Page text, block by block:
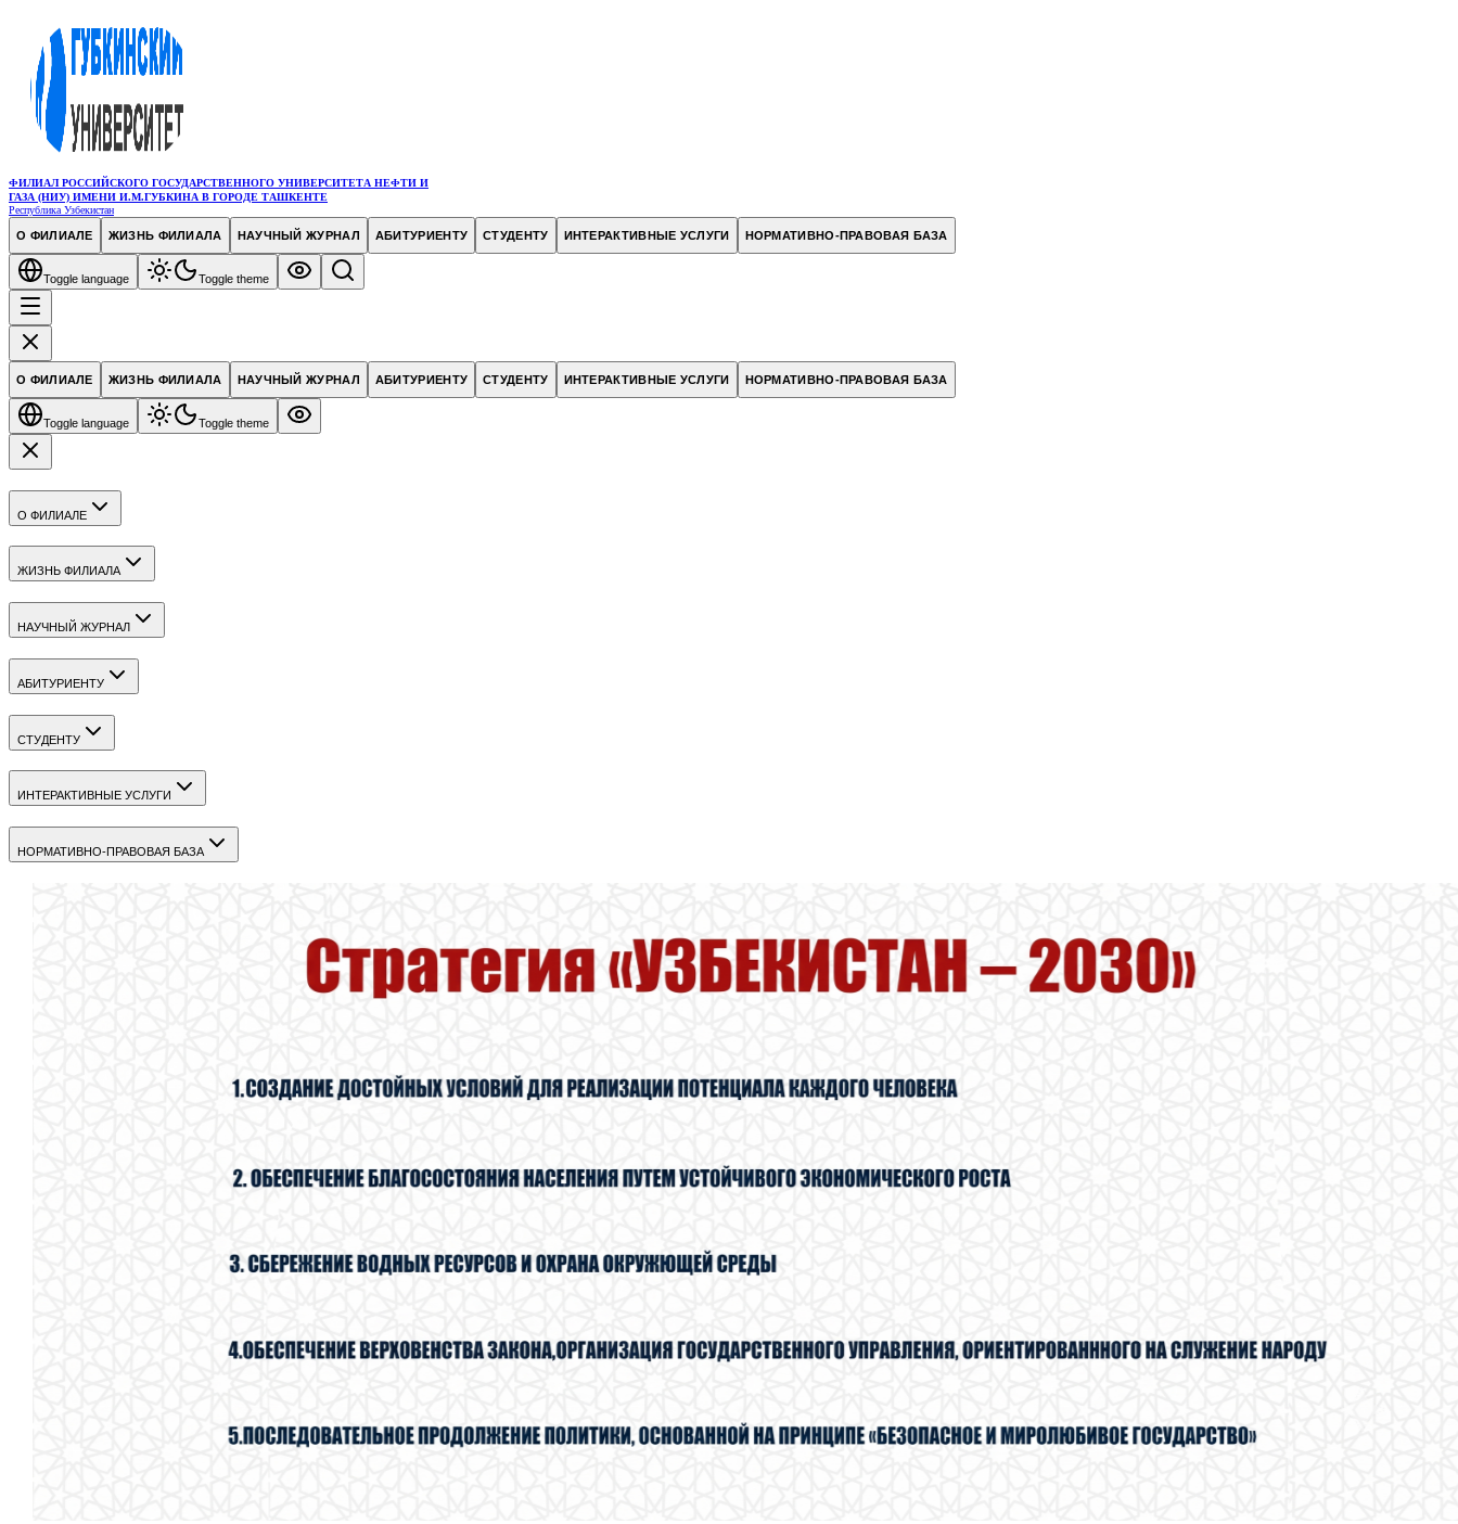
ФИЛИАЛ РОССИЙСКОГО ГОСУДАРСТВЕННОГО УНИВЕРСИТЕТА НЕФТИ И
ГАЗА (НИУ) ИМЕНИ И.М.ГУБКИНА В ГОРОДЕ ТАШКЕНТЕ
Республика Узбекистан
О ФИЛИАЛЕ ЖИЗНЬ ФИЛИАЛА НАУЧНЫЙ ЖУРНАЛ АБИТУРИЕНТУ СТУДЕНТУ ИНТЕРАКТИВНЫЕ УСЛУГИ НОРМАТИВНО-ПРАВОВАЯ БАЗА
Toggle language Toggle theme
О ФИЛИАЛЕ ЖИЗНЬ ФИЛИАЛА НАУЧНЫЙ ЖУРНАЛ АБИТУРИЕНТУ СТУДЕНТУ ИНТЕРАКТИВНЫЕ УСЛУГИ НОРМАТИВНО-ПРАВОВАЯ БАЗА
Toggle language Toggle theme
О ФИЛИАЛЕ
ЖИЗНЬ ФИЛИАЛА
НАУЧНЫЙ ЖУРНАЛ
АБИТУРИЕНТУ
СТУДЕНТУ
ИНТЕРАКТИВНЫЕ УСЛУГИ
НОРМАТИВНО-ПРАВОВАЯ БАЗА